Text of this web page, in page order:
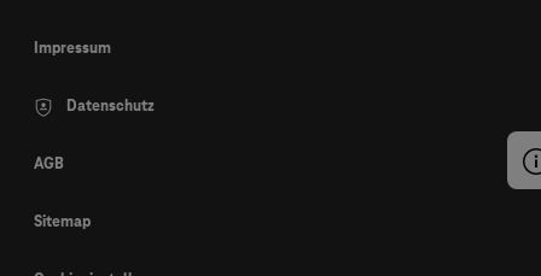
Impressum
Datenschutz
AGB
Sitemap